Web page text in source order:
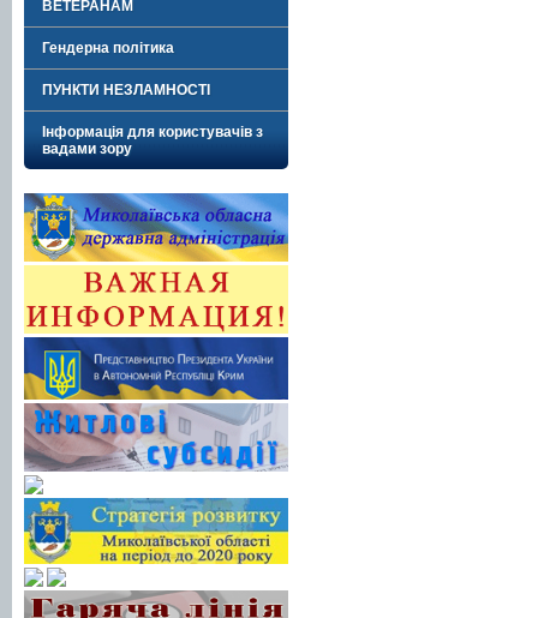
ВЕТЕРАНАМ
Гендерна політика
ПУНКТИ НЕЗЛАМНОСТІ
Інформація для користувачів з
вадами зору